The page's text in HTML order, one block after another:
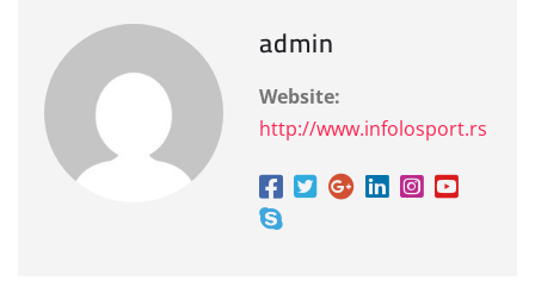
admin
Website:
http://www.infolosport.rs